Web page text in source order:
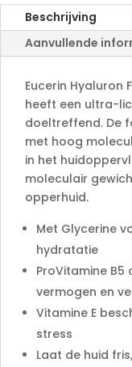
a
t
Beschrijving
Aanvullende
Eucerin Hyaluron
heeft een ultra-
doeltreffend. De
met hoog
in het
moleculair
opperhuid.
Met Glycerine
hydratatie
ProVitamine
vermogen en
Vitamine E
stress
Laat de huid